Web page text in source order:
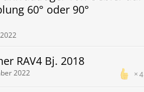
60° oder 90°
RAV4 Bj. 2018
4
2022